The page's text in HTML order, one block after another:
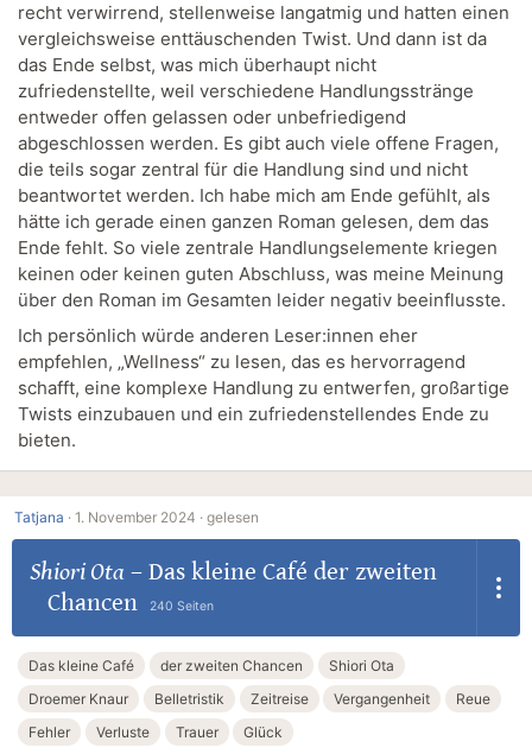
recht verwirrend, stellenweise langatmig und hatten einen
vergleichsweise enttäuschenden Twist. Und dann ist da
das Ende selbst, was mich überhaupt nicht
zufriedenstellte, weil verschiedene Handlungsstränge
entweder offen gelassen oder unbefriedigend
abgeschlossen werden. Es gibt auch viele offene Fragen,
die teils sogar zentral für die Handlung sind und nicht
beantwortet werden. Ich habe mich am Ende gefühlt, als
hätte ich gerade einen ganzen Roman gelesen, dem das
Ende fehlt. So viele zentrale Handlungselemente kriegen
keinen oder keinen guten Abschluss, was meine Meinung
über den Roman im Gesamten leider negativ beeinflusste.
Ich persönlich würde anderen Leser:innen eher
empfehlen, „Wellness“ zu lesen, das es hervorragend
schafft, eine komplexe Handlung zu entwerfen, großartige
Twists einzubauen und ein zufriedenstellendes Ende zu
bieten.
Tatjana · 1. November 2024 · gelesen
Shiori Ota – Das kleine Café der zweiten
Chancen
240 Seiten
Das kleine Café der zweiten Chancen
Shiori Ota
Droemer Knaur
Belletristik Zeitreise Vergangenheit
Reue
Fehler
Verluste Trauer Glück